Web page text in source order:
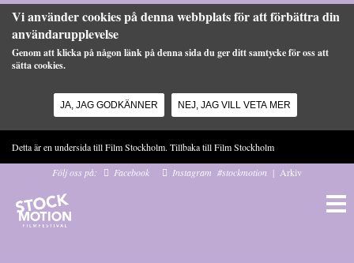
Vi använder cookies på denna webbplats för att förbättra din
användarupplevelse
Genom att klicka på någon länk på denna sida du ger ditt samtycke för oss att
sätta cookies.
JA, JAG GODKÄNNER NEJ, JAG VILL VETA MER
Detta är en undersida till Film Stockholm. Tillbaka tillFilm Stockholm
Följ oss på:
Facebook Instagram #stockmotion | Arkiv